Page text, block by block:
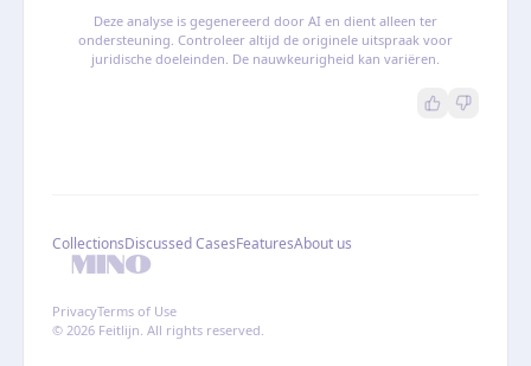
Deze analyse is gegenereerd door AI en dient alleen ter
ondersteuning. Controleer altijd de originele uitspraak voor
juridische doeleinden. De nauwkeurigheid kan variëren.
CollectionsDiscussed CasesFeaturesAbout us
PrivacyTerms of Use
© 2026 Feitlijn. All rights reserved.